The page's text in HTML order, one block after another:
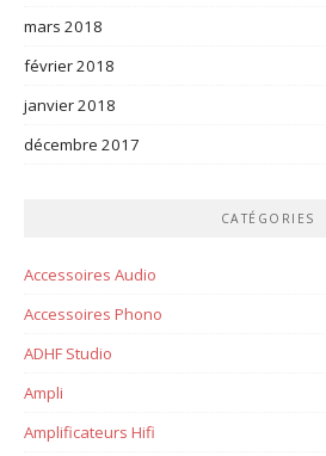
mars 2018
février 2018
janvier 2018
décembre 2017
CATÉGORIES
Accessoires Audio
Accessoires Phono
ADHF Studio
Ampli
Amplificateurs Hifi